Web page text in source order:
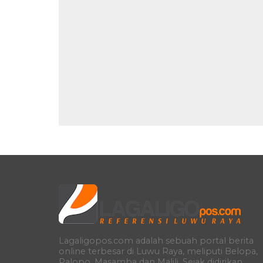
Lagaligopos.com adalah sebuah portal berita
online terbesar di Luwu Raya, meliputi Belopa,